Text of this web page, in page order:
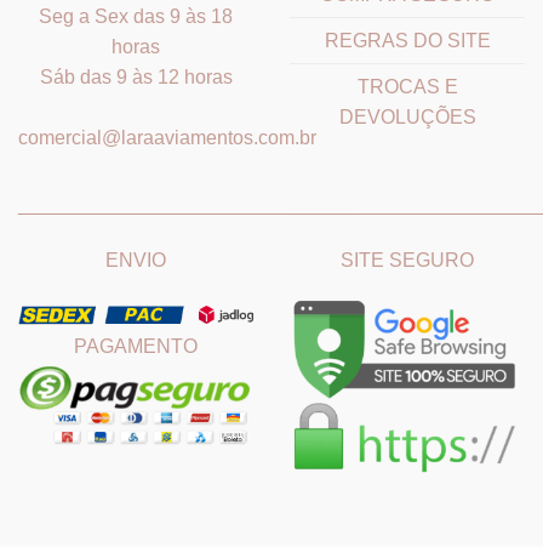
Seg a Sex das 9 às 18
horas
Sáb das 9 às 12 horas
comercial@laraaviamentos.com.br
REGRAS DO SITE
TROCAS E
DEVOLUÇÕES
ENVIO
PAGAMENTO
SITE SEGURO